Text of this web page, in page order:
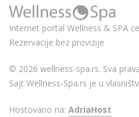
Internet portal Wellness & SPA
Rezervacije bez provizije
© 2026 wellness-spa.rs. Sva
Sajt Wellness-Spa.rs je u
Hostovano na: AdriaHost